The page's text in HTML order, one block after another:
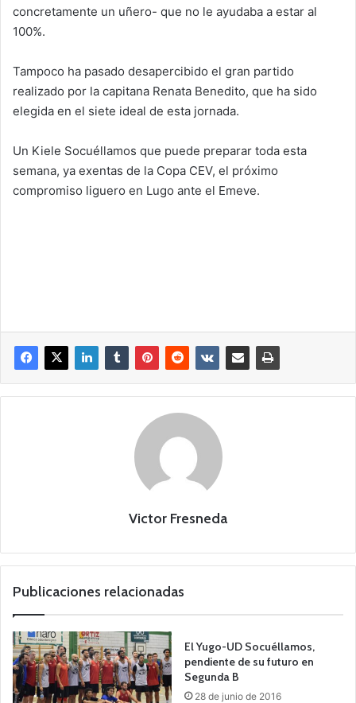
concretamente un uñero- que no le ayudaba a estar al
100%.
Tampoco ha pasado desapercibido el gran partido
realizado por la capitana Renata Benedito, que ha sido
elegida en el siete ideal de esta jornada.
Un Kiele Socuéllamos que puede preparar toda esta
semana, ya exentas de la Copa CEV, el próximo
compromiso liguero en Lugo ante el Emeve.
Victor Fresneda
Publicaciones relacionadas
El Yugo-UD Socuéllamos,
pendiente de su futuro en
Segunda B
28 de junio de 2016